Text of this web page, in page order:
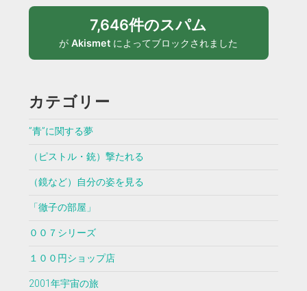
7,646件のスパム
がAkismet によってブロックされました
カテゴリー
”青”に関する夢
（ピストル・銃）撃たれる
（鏡など）自分の姿を見る
「徹子の部屋」
００７シリーズ
１００円ショップ店
2001年宇宙の旅